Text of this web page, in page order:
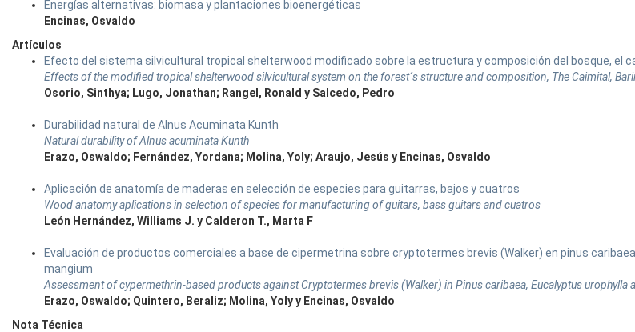
Energías alternativas: biomasa y plantaciones bioenergéticas
Encinas, Osvaldo
Artículos
Efecto del sistema silvicultural tropical shelterwood modificado sobre la estructura y composición del bosque, el
Effects of the modified tropical shelterwood silvicultural system on the forest´s structure and composition, The Caimital,
Osorio, Sinthya; Lugo, Jonathan; Rangel, Ronald y Salcedo, Pedro
Durabilidad natural de Alnus Acuminata Kunth
Natural durability of Alnus acuminata Kunth
Erazo, Oswaldo; Fernández, Yordana; Molina, Yoly; Araujo, Jesús y Encinas, Osvaldo
Aplicación de anatomía de maderas en selección de especies para guitarras, bajos y cuatros
Wood anatomy aplications in selection of species for manufacturing of guitars, bass guitars and cuatros
León Hernández, Williams J. y Calderon T., Marta F
Evaluación de productos comerciales a base de cipermetrina sobre cryptotermes brevis (Walker) en pinus
mangium
Assessment of cypermethrin-based products against Cryptotermes brevis (Walker) in Pinus caribaea, Eucalyptus urophylla
Erazo, Oswaldo; Quintero, Beraliz; Molina, Yoly y Encinas, Osvaldo
Nota Técnica